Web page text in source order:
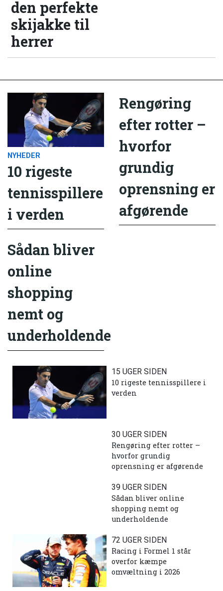
den perfekte
skijakke til
herrer
NYHEDER
10 rigeste
tennisspillere
i verden
Rengøring
efter rotter –
hvorfor
grundig
oprensning er
afgørende
Sådan bliver
online
shopping
nemt og
underholdende
15 UGER SIDEN
10 rigeste tennisspillere i
verden
30 UGER SIDEN
Rengøring efter rotter –
hvorfor grundig
oprensning er afgørende
39 UGER SIDEN
Sådan bliver online
shopping nemt og
underholdende
72 UGER SIDEN
Racing i Formel 1 står
overfor kæmpe
omvæltning i 2026